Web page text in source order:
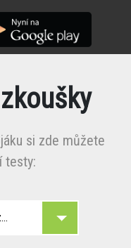
si zde můžete
testy: